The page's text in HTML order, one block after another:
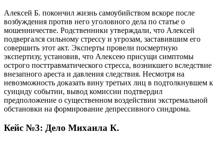
Алексей Б. покончил жизнь самоубийством вскоре после
возбуждения против него уголовного дела по статье о
мошенничестве. Родственники утверждали, что Алексей
подвергался сильному стрессу и угрозам, заставившим его
совершить этот акт. Эксперты провели посмертную
экспертизу, установив, что Алексею присущи симптомы
острого посттравматического стресса, возникшего вследствие
внезапного ареста и давления следствия. Несмотря на
невозможность доказать вину третьих лиц в подтолкнувшем к
суициду событии, вывод комиссии подтвердил
предположение о существенном воздействии экстремальной
обстановки на формирование депрессивного синдрома.
Кейс №3: Дело Михаила К.